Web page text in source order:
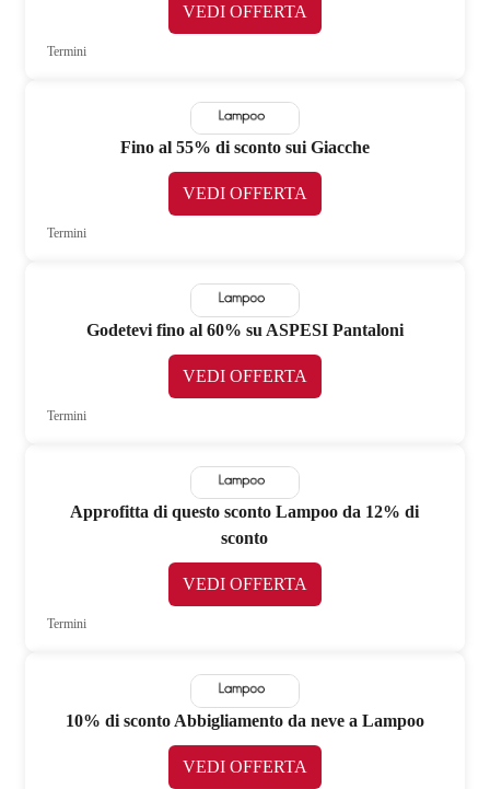
VEDI OFFERTA
Termini
Fino al 55% di sconto sui Giacche
VEDI OFFERTA
Termini
Godetevi fino al 60% su ASPESI Pantaloni
VEDI OFFERTA
Termini
Approfitta di questo sconto Lampoo da 12% di
sconto
VEDI OFFERTA
Termini
10% di sconto Abbigliamento da neve a Lampoo
VEDI OFFERTA